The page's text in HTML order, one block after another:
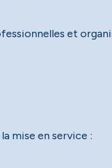
et
mise en service :